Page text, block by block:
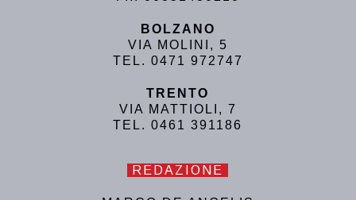
BOLZANO
VIA MOLINI, 5
TEL. 0471 972747
TRENTO
VIA MATTIOLI, 7
TEL. 0461 391186
REDAZIONE